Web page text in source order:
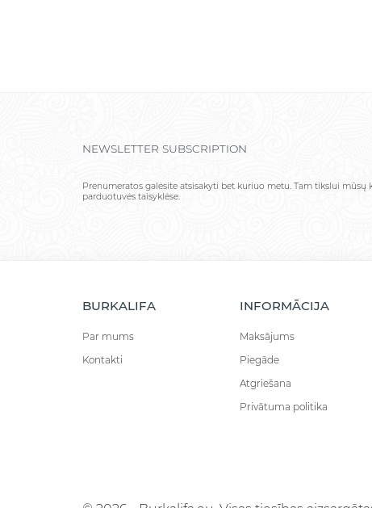
NEWSLETTER SUBSCRIPTION
Prenumeratos galėsite atsisakyti bet kuriuo metu. Tam tikslui
parduotuvės taisyklėse.
BURKALIFA
Par mums
Kontakti
INFORMĀCIJA
Maksājums
Piegāde
Atgriešana
Privātuma politika